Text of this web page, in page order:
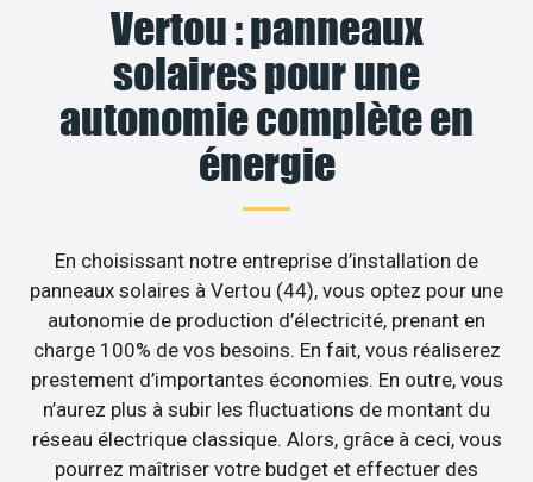
Vertou : panneaux
solaires pour une
autonomie complète en
énergie
En choisissant notre entreprise d’installation de
panneaux solaires à Vertou (44), vous optez pour une
autonomie de production d’électricité, prenant en
charge 100% de vos besoins. En fait, vous réaliserez
prestement d’importantes économies. En outre, vous
n’aurez plus à subir les fluctuations de montant du
réseau électrique classique. Alors, grâce à ceci, vous
pourrez maîtriser votre budget et effectuer des